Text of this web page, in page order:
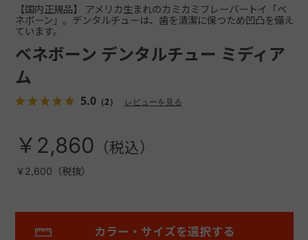
ベネボーン デンタルチュー ミディア
ム
5.0（2） レビューを見る
【国内正規品】 アメリカ生まれのカミカミフレーバートイ「ベ
ネボーン」。デンタルチューは、歯を清潔に保つため凹凸を備え
ています。
￥2,860
￥2,600（税抜）
カラー・サイズを選択する